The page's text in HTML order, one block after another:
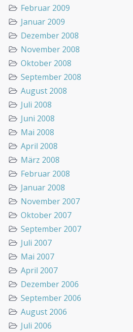
Februar 2009
Januar 2009
Dezember 2008
November 2008
Oktober 2008
September 2008
August 2008
Juli 2008
Juni 2008
Mai 2008
April 2008
März 2008
Februar 2008
Januar 2008
November 2007
Oktober 2007
September 2007
Juli 2007
Mai 2007
April 2007
Dezember 2006
September 2006
August 2006
Juli 2006